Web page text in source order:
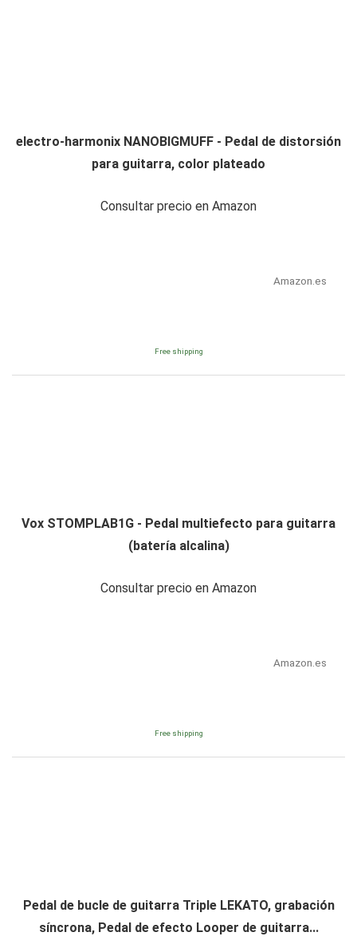
electro-harmonix NANOBIGMUFF - Pedal de distorsión
para guitarra, color plateado
Consultar precio en Amazon
Amazon.es
Free shipping
Vox STOMPLAB1G - Pedal multiefecto para guitarra
(batería alcalina)
Consultar precio en Amazon
Amazon.es
Free shipping
Pedal de bucle de guitarra Triple LEKATO, grabación
síncrona, Pedal de efecto Looper de guitarra...